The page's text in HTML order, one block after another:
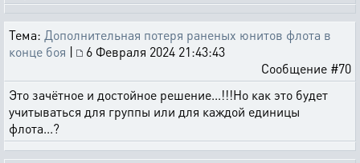
Тема: Дополнительная потеря раненых юнитов флота в
конце боя |
6 Февраля 2024 21:43:43
Сообщение #70
Это зачётное и достойное решение...!!!Но как это будет
учитываться для группы или для каждой единицы
флота...?